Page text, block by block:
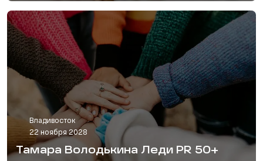
Владивосток
22 ноября 2028
Тамара Володькина Леди PR 50+